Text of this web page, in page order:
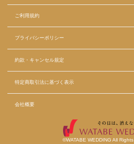
ご利用規約
プライバシーポリシー
約款・キャンセル規定
特定商取引法に基づく表示
会社概要
©WATABE WEDDING All Rights